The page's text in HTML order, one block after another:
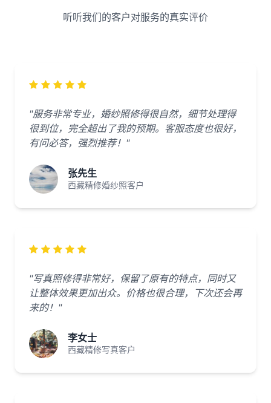
听听我们的客户对服务的真实评价
"服务非常专业，婚纱照修得很自然，细节处理得
很到位，完全超出了我的预期。客服态度也很好，
有问必答，强烈推荐！"
张先生
西藏精修婚纱照客户
"写真照修得非常好，保留了原有的特点，同时又
让整体效果更加出众。价格也很合理，下次还会再
来的！"
李女士
西藏精修写真客户